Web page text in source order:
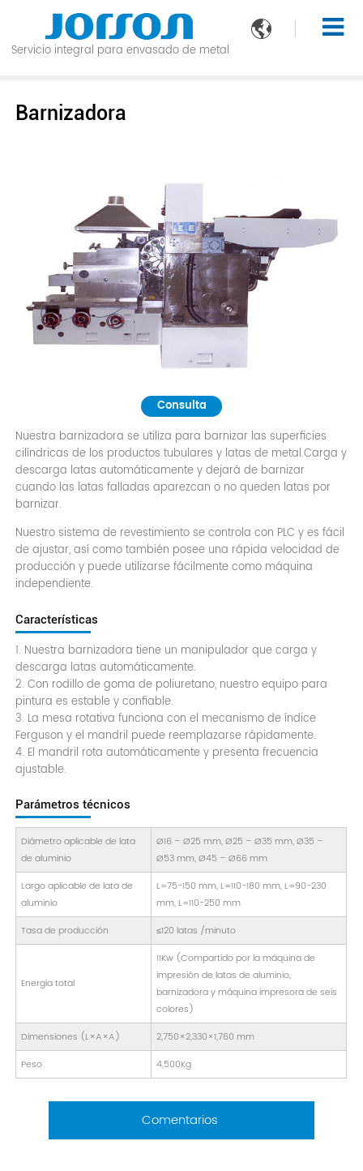

Servicio integral para envasado de metal
Barnizadora
Consulta
Nuestra barnizadora se utiliza para barnizar las superficies
cilíndricas de los productos tubulares y latas de metal.Carga y
descarga latas automáticamente y dejará de barnizar
cuando las latas falladas aparezcan o no queden latas por
barnizar.
Nuestro sistema de revestimiento se controla con PLC y es fácil
de ajustar, así como también posee una rápida velocidad de
producción y puede utilizarse fácilmente como máquina
independiente.
Características
1. Nuestra barnizadora tiene un manipulador que carga y
descarga latas automáticamente.
2. Con rodillo de goma de poliuretano, nuestro equipo para
pintura es estable y confiable.
3. La mesa rotativa funciona con el mecanismo de índice
Ferguson y el mandril puede reemplazarse rápidamente.
4. El mandril rota automáticamente y presenta frecuencia
ajustable.
Parámetros técnicos
Diámetro aplicable de lata
de aluminio
Ø16 – Ø25 mm, Ø25 – Ø35 mm, Ø35 –
Ø53 mm, Ø45 – Ø66 mm
Largo aplicable de lata de
aluminio
L=75-150 mm, L=110-180 mm, L=90-230
mm, L=110-250 mm
Tasa de producción
≤120 latas /minuto
Energía total
11Kw (Compartido por la máquina de
impresión de latas de aluminio,
barnizadora y máquina impresora de seis
colores)
Dimensiones (L×A×A)
2,750×2,330×1,760 mm
Peso
4,500Kg
Comentarios